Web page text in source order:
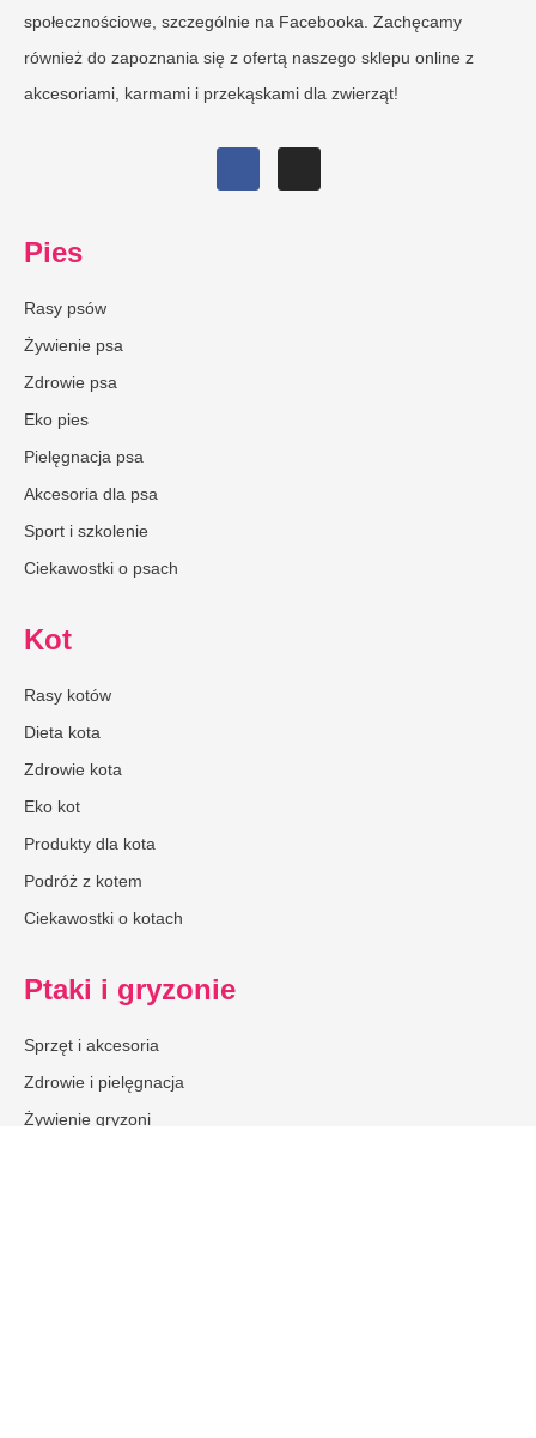
społecznościowe, szczególnie na Facebooka. Zachęcamy
również do zapoznania się z ofertą naszego sklepu online z
akcesoriami, karmami i przekąskami dla zwierząt!
Pies
Rasy psów
Żywienie psa
Zdrowie psa
Eko pies
Pielęgnacja psa
Akcesoria dla psa
Sport i szkolenie
Ciekawostki o psach
Kot
Rasy kotów
Dieta kota
Zdrowie kota
Eko kot
Produkty dla kota
Podróż z kotem
Ciekawostki o kotach
Ptaki i gryzonie
Sprzęt i akcesoria
Zdrowie i pielęgnacja
Żywienie gryzoni